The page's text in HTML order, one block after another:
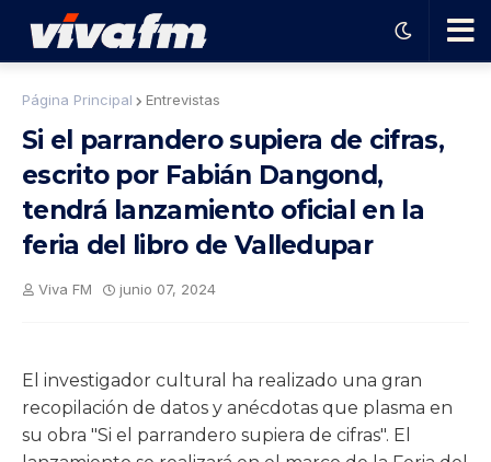
Ha
ble
pro
Página Principal Entrevistas
Si el parrandero supiera de cifras,
escrito por Fabián Dangond,
tendrá lanzamiento oficial en la
feria del libro de Valledupar
Viva FM junio 07, 2024
El investigador cultural ha realizado una gran
recopilación de datos y anécdotas que plasma en
su obra "Si el parrandero supiera de cifras". El